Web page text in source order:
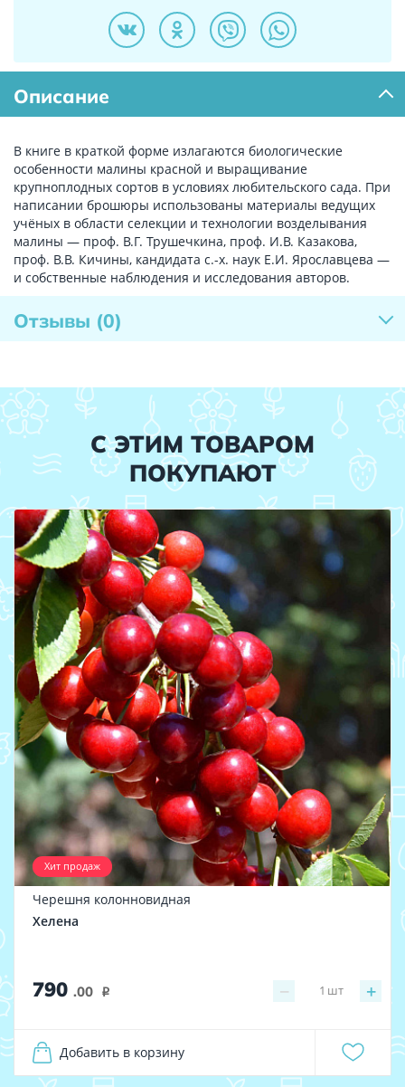
Описание
В книге в краткой форме излагаются биологические
особенности малины красной и выращивание
крупноплодных сортов в условиях любительского сада. При
написании брошюры использованы материалы ведущих
учёных в области селекции и технологии возделывания
малины — проф. В.Г. Трушечкина, проф. И.В. Казакова,
проф. В.В. Кичины, кандидата с.-х. наук Е.И. Ярославцева —
и собственные наблюдения и исследования авторов.
Отзывы (0)
С ЭТИМ ТОВАРОМ
ПОКУПАЮТ
Хит продаж
Черешня колонновидная
Хелена
790 .00 i − +
1 шт
Добавить в корзину